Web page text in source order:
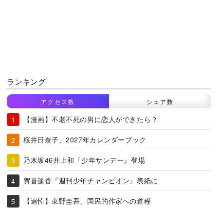
ランキング
アクセス数 シェア数
【漫画】不老不死の男に恋人ができたら？
桜井日奈子、2027年カレンダーブック
乃木坂46井上和『少年サンデー』登場
賀喜遥香『週刊少年チャンピオン』表紙に
【追悼】東野圭吾、国民的作家への道程